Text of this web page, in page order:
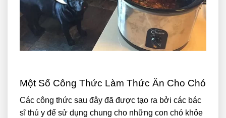
Một Số Công Thức Làm Thức Ăn Cho Chó
Các công thức sau đây đã được tạo ra bởi các bác
sĩ thú y để sử dụng chung cho những con chó khỏe